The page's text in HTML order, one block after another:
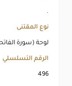
.
نوع المقتنى
لوحة (سورة
الرقم التسلسلي
496